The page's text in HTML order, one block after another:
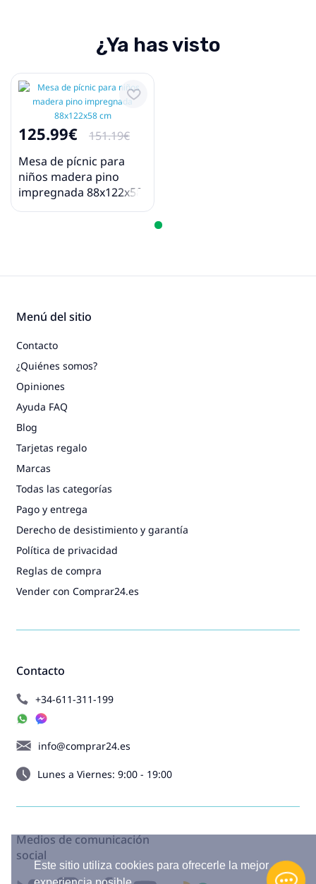
Este sitio utiliza cookies para ofrecerle la mejor
¿Ya has visto
125.99€
151.19€
Mesa de pícnic para
niños madera pino
impregnada 88x122x58
cm
Contacto
+34-611-311-199
info@comprar24.es
Lunes a Viernes: 9:00 - 19:00
Menú del sitio
Contacto
¿Quiénes somos?
Opiniones
Ayuda FAQ
Blog
Tarjetas regalo
Marcas
Todas las categorías
Pago y entrega
Derecho de desistimiento y garantía
Política de privacidad
Reglas de compra
Vender con Comprar24.es
Medios de comunicación
social